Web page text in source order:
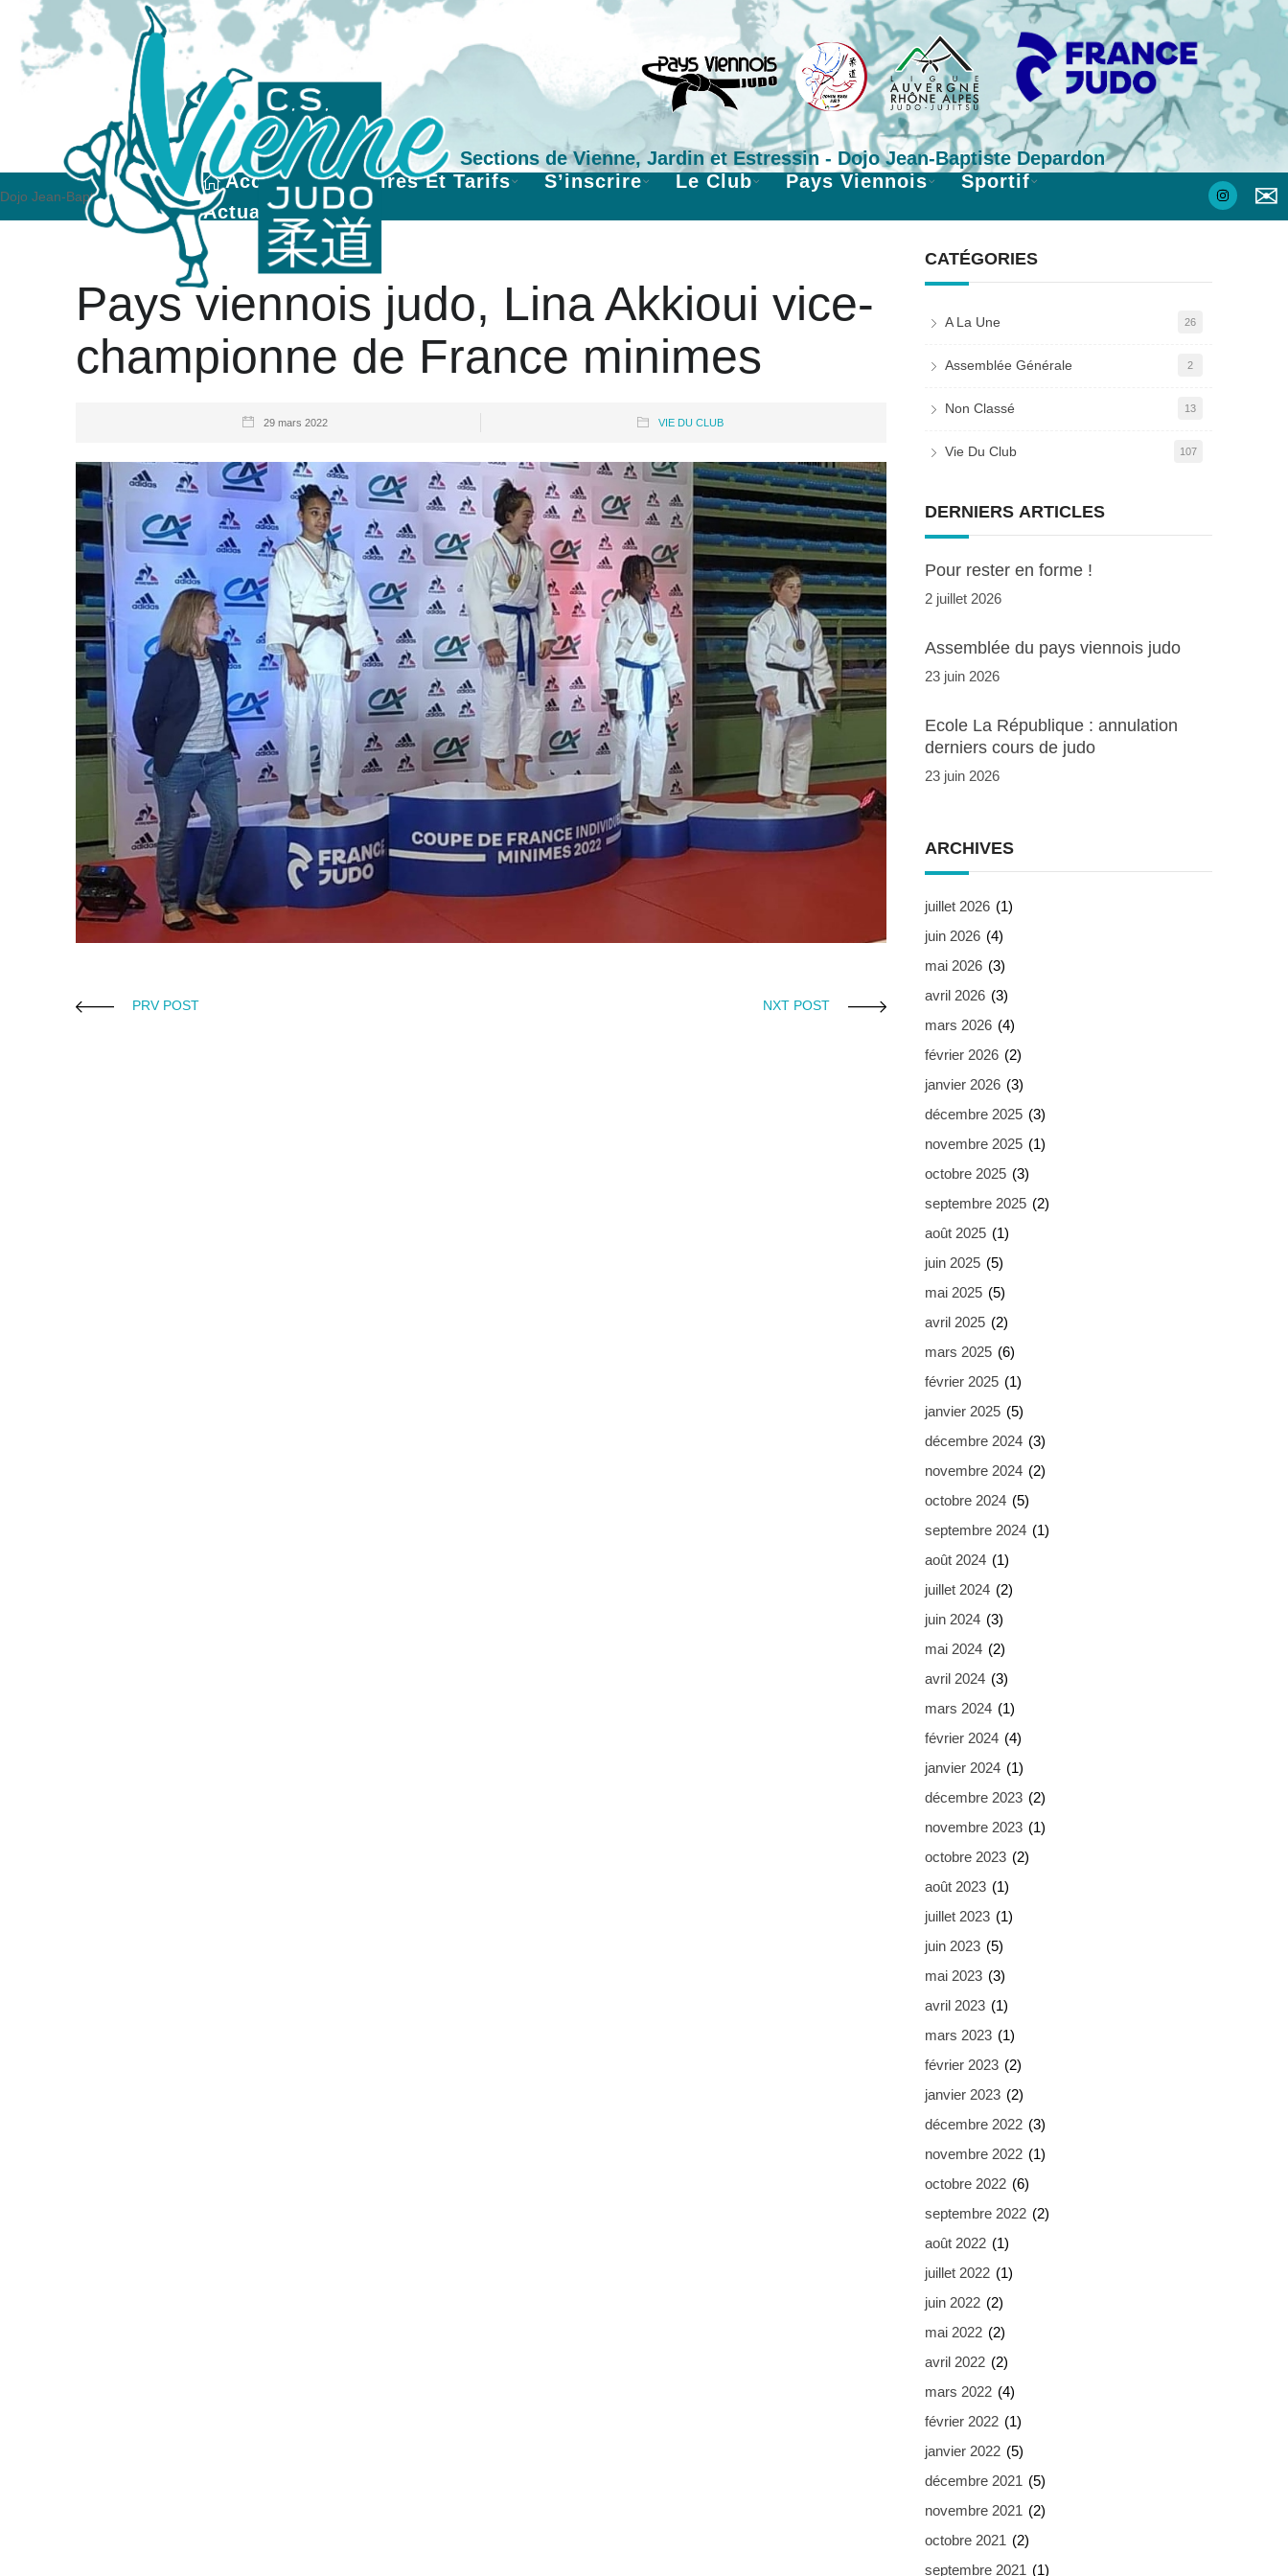
Sections de Vienne, Jardin et Estressin - Dojo Jean-Baptiste Depardon
Dojo Jean-Baptiste Depardon
Accueil Horaires Et Tarifs S’inscrire Le Club Pays Viennois
Sportif
Actualités
✉
Pays viennois judo, Lina Akkioui vice-
championne de France minimes
29 mars 2022 VIE DU CLUB
PRV POST NXT POST
CATÉGORIES
A La Une 26
Assemblée Générale 2
Non Classé 13
Vie Du Club 107
DERNIERS ARTICLES
Pour rester en forme !
2 juillet 2026
Assemblée du pays viennois judo
23 juin 2026
Ecole La République : annulation
derniers cours de judo
23 juin 2026
ARCHIVES
juillet 2026 (1)
juin 2026 (4)
mai 2026 (3)
avril 2026 (3)
mars 2026 (4)
février 2026 (2)
janvier 2026 (3)
décembre 2025 (3)
novembre 2025 (1)
octobre 2025 (3)
septembre 2025 (2)
août 2025 (1)
juin 2025 (5)
mai 2025 (5)
avril 2025 (2)
mars 2025 (6)
février 2025 (1)
janvier 2025 (5)
décembre 2024 (3)
novembre 2024 (2)
octobre 2024 (5)
septembre 2024 (1)
août 2024 (1)
juillet 2024 (2)
juin 2024 (3)
mai 2024 (2)
avril 2024 (3)
mars 2024 (1)
février 2024 (4)
janvier 2024 (1)
décembre 2023 (2)
novembre 2023 (1)
octobre 2023 (2)
août 2023 (1)
juillet 2023 (1)
juin 2023 (5)
mai 2023 (3)
avril 2023 (1)
mars 2023 (1)
février 2023 (2)
janvier 2023 (2)
décembre 2022 (3)
novembre 2022 (1)
octobre 2022 (6)
septembre 2022 (2)
août 2022 (1)
juillet 2022 (1)
juin 2022 (2)
mai 2022 (2)
avril 2022 (2)
mars 2022 (4)
février 2022 (1)
janvier 2022 (5)
décembre 2021 (5)
novembre 2021 (2)
octobre 2021 (2)
septembre 2021 (1)